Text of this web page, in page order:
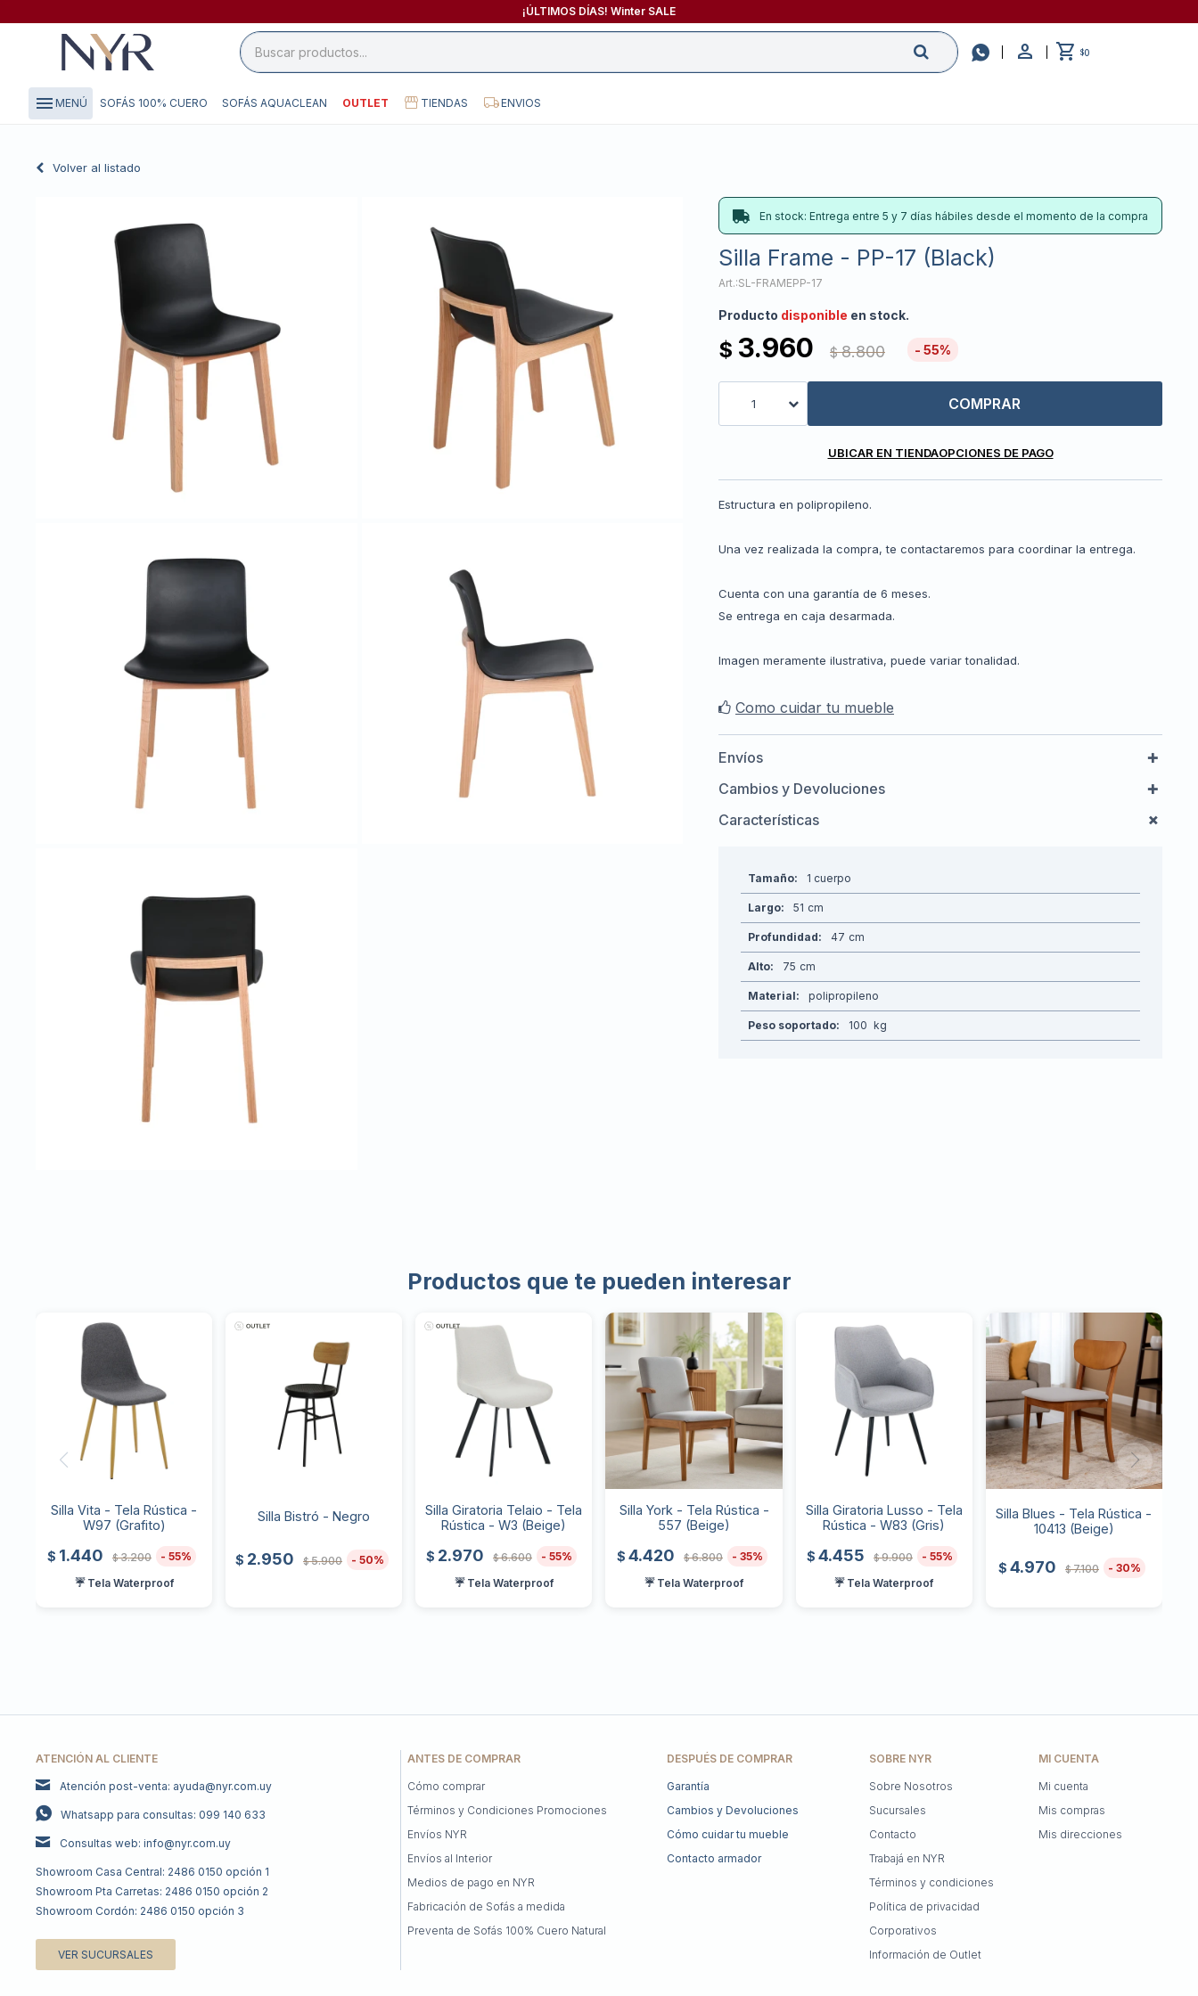
¡ÚLTIMOS DÍAS! Winter SALE
 $0
menu MENÚ SOFÁS 100% CUERO SOFÁS AQUACLEAN OUTLET TIENDAS ENVIOS
Volver al listado
En stock: Entrega entre 5 y 7 días hábiles desde el momento de la compra
Silla Frame - PP-17 (Black)
SL-FRAMEPP-17
Producto disponible en stock.
$ 3.960 $ 8.800 55
1 COMPRAR
UBICAR EN TIENDAOPCIONES DE PAGO
Estructura en polipropileno.
Una vez realizada la compra, te contactaremos para coordinar la entrega.
Cuenta con una garantía de 6 meses.
Se entrega en caja desarmada.
Imagen meramente ilustrativa, puede variar tonalidad.
Como cuidar tu mueble
Envíos
Cambios y Devoluciones
Características
Tamaño 1 cuerpo
Largo 51
Profundidad 47
Alto 75
Material polipropileno
Peso soportado 100
Productos que te pueden interesar
Silla Vita - Tela Rústica -
W97 (Grafito)
$ 1.440 $ 3.200
55
☔ Tela Waterproof
Silla Bistró - Negro
$ 2.950 $ 5.900 50
Silla Giratoria Telaio - Tela
Rústica - W3 (Beige)
$ 2.970 $ 6.600
55
☔ Tela Waterproof
Silla York - Tela Rústica -
557 (Beige)
$ 4.420 $ 6.800
35
☔ Tela Waterproof
Silla Giratoria Lusso - Tela
Rústica - W83 (Gris)
$ 4.455 $ 9.900
55
☔ Tela Waterproof
Silla Blues - Tela Rústica -
10413 (Beige)
$ 4.970 $ 7.100 30
ATENCIÓN AL CLIENTE
Atención post-venta: ayuda@nyr.com.uy
Whatsapp para consultas: 099 140 633
Consultas web: info@nyr.com.uy
Showroom Casa Central: 2486 0150 opción 1
Showroom Pta Carretas: 2486 0150 opción 2
Showroom Cordón: 2486 0150 opción 3
VER SUCURSALES
DESPUÉS DE COMPRAR
Garantía
Cambios y Devoluciones
Cómo cuidar tu mueble
Contacto armador
SOBRE NYR
Sobre Nosotros
Sucursales
Contacto
Trabajá en NYR
Términos y condiciones
Política de privacidad
Corporativos
Información de Outlet
ANTES DE COMPRAR
Cómo comprar
Términos y Condiciones Promociones
Envíos NYR
Envíos al Interior
Medios de pago en NYR
Fabricación de Sofás a medida
Preventa de Sofás 100% Cuero Natural
MI CUENTA
Mi cuenta
Mis compras
Mis direcciones
close